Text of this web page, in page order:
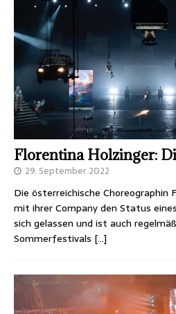
Florentina Holzinger:
29. September 2022
Die österreichische Choreographin
mit ihrer Company den Status
sich gelassen und ist auch
Sommerfestivals […]